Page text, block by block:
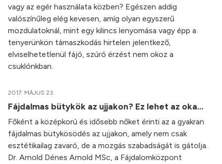
vagy az egér használata közben? Egészen addig
valószínűleg elég kevesen, amíg olyan egyszerű
mozdulatoknál, mint egy kilincs lenyomása vagy épp a
tenyerünkön támaszkodás hirtelen jelentkező,
elviselhetetlenül fájó, szúró érzést nem okoz a
csuklónkban.
2017. MÁJUS 23.
Fájdalmas bütykök az ujjakon? Ez lehet az oka...
Főként a középkorú és idősebb nőket érinti az a gyakran
fájdalmas bütykösödés az ujjakon, amely nem csak
esztétikailag zavaró, de a mozgás szabadságát is gátolja.
Dr. Arnold Dénes Arnold MSc, a Fájdalomközpont